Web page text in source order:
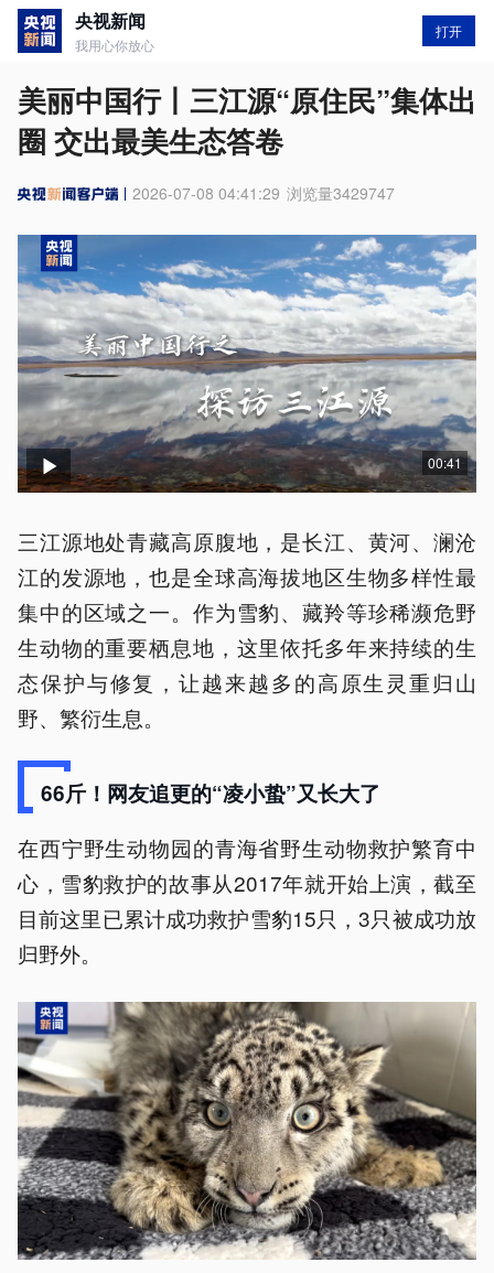
央视新闻
我用心你放心
打开
美丽中国行丨三江源“原住民”集体出
圈 交出最美生态答卷
2026-07-08 04:41:29 浏览量3429747
00:41
三江源地处青藏高原腹地，是长江、黄河、澜沧
江的发源地，也是全球高海拔地区生物多样性最
集中的区域之一。作为雪豹、藏羚等珍稀濒危野
生动物的重要栖息地，这里依托多年来持续的生
态保护与修复，让越来越多的高原生灵重归山
野、繁衍生息。
66斤！网友追更的“凌小蛰”又长大了
在西宁野生动物园的青海省野生动物救护繁育中
心，雪豹救护的故事从2017年就开始上演，截至
目前这里已累计成功救护雪豹15只，3只被成功放
归野外。